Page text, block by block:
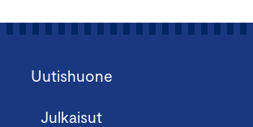
Uutishuone
Julkaisut